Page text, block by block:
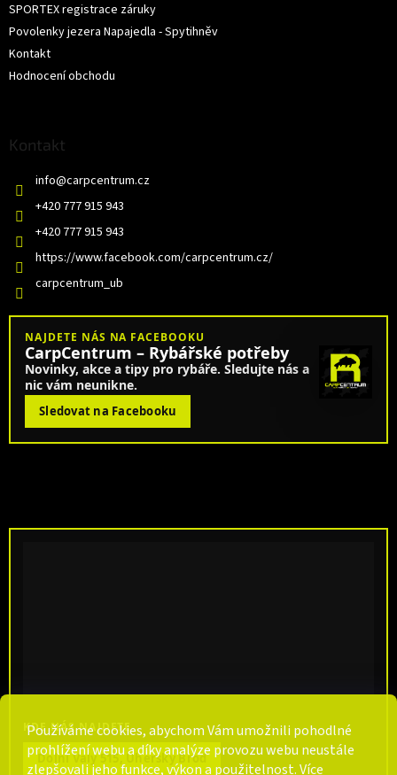
Používáme cookies, abychom Vám umožnili pohodlné
prohlížení webu a díky analýze provozu webu neustále
zlepšovali jeho funkce, výkon a použitelnost. Více
SPORTEX registrace záruky
Povolenky jezera Napajedla - Spytihněv
Kontakt
Hodnocení obchodu
Kontakt
info@carpcentrum.cz
+420 777 915 943
+420 777 915 943
https://www.facebook.com/carpcentrum.cz/
carpcentrum_ub
NAJDETE NÁS NA FACEBOOKU
CarpCentrum – Rybářské potřeby
Novinky, akce a tipy pro rybáře. Sledujte nás a
nic vám neunikne.
Sledovat na Facebooku
KDE NÁS NAJDETE
Dolní Valy 515, Uherský Brod